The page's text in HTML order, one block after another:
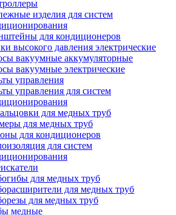
изделия для систем
для кондиционеров
высокого давления электрические
вакуумные аккумуляторные
вакуумные электрические
управления
управления для систем
для медных труб
для медных труб
для кондиционеров
для систем
для медных труб
для медных труб
для медных труб
медные